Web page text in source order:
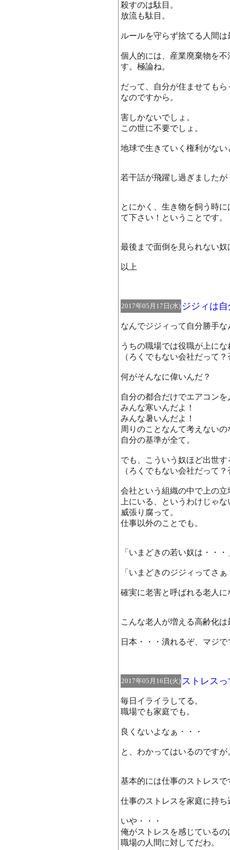
殺すのは駄目。
放流も駄目。
ルールを守らず捨てる人間
個人的には、産業廃棄物を
す。極論ね。
だって、自分が住ませても
なのですから。
害しかないでしょ。
この世に不要でしょ。
地球で生きていく権利がな
若干話が飛躍し過ぎましたが
とにかく、生き物を飼う時
て下さい！ということです。
最後まで面倒を見られない奴
以上
2017年05月17日(水) ジジィは
なんでジジィって自分勝手な
うちの職場では役職が上に
（ろくでもない会社だって
何がそんなに偉いんだ？
自分の都合だけでエアコン
みんな寒いんだよ！
みんな暑いんだよ！
周りのことなんて考えないの
自分の基準が全て。
でも、こういう奴ほど出世
（ろくでもない会社だって
会社という組織の中で上の
上にいる、というわけじゃ
威張り腐って。
仕事以外のことでも。
「いまどきの若い奴は・・
「いまどきのジジィってさ
確実に老害と呼ばれる老人
こんな老人が増える高齢化は
日本・・・潰れるぞ、マジで
2017年05月16日(火) ストレスっ
毎日イライラしてる。
職場でも家庭でも。
良くないよなぁ・・・
と、わかってはいるのですが
基本的には仕事のストレスで
仕事のストレスを家庭に持
いや・・・
俺がストレスを感じている
職場の人間に対してだわ。